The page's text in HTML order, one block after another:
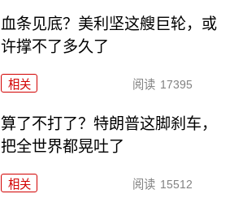
血条见底？美利坚这艘巨轮，或
许撑不了多久了
相关 阅读 17395
算了不打了？特朗普这脚刹车，
把全世界都晃吐了
相关 阅读 15512